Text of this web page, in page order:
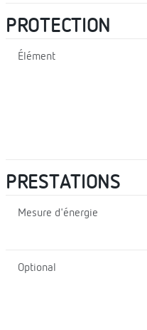
PROTECTION
Élément
PRESTATIONS
Mesure d'énergie
Optional